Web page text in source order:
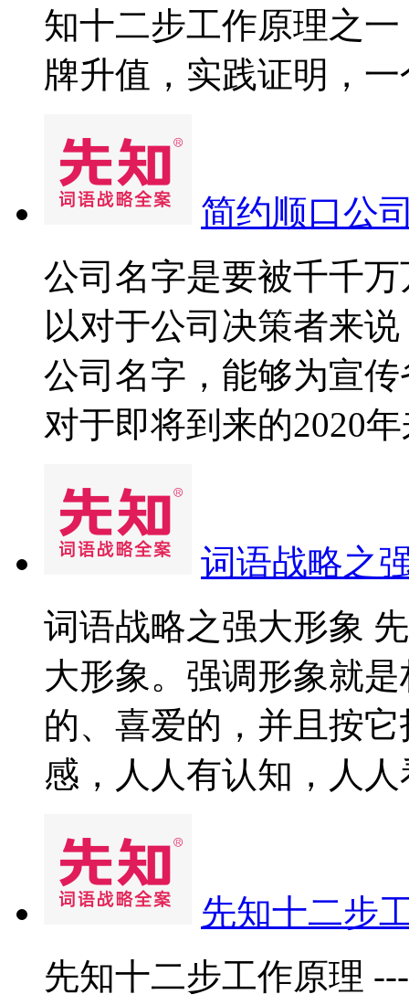
知十二步工作原理之
牌升值，实践证明，一
简约顺口公
公司名字是要被千千
以对于公司决策者来
公司名字，能够为宣
对于即将到来的2020
词语战略之
词语战略之强大形象
大形象。强调形象就
的、喜爱的，并且按
感，人人有认知，人人
先知十二步
先知十二步工作原理